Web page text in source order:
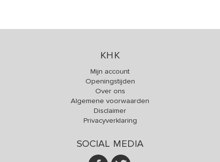
KHK
Mijn account
Openingstijden
Over ons
Algemene voorwaarden
Disclaimer
Privacyverklaring
SOCIAL MEDIA